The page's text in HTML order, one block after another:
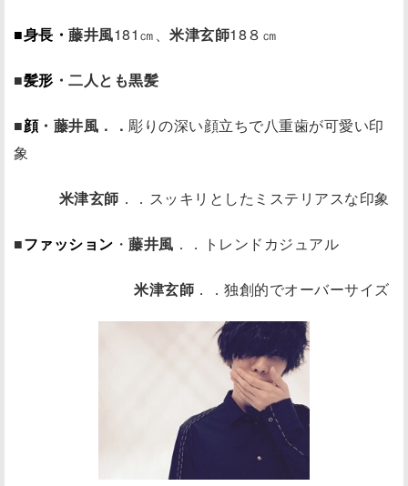
■身長・ 藤井風181㎝、 米津玄師18８㎝
■髪形 ・二人とも黒髪
■顔・藤井風．． 彫りの深い顔立ちで八重歯が可愛い印
象
米津玄師 ．．スッキリとしたミステリアスな印象
■ファッション ・ 藤井風 ．．トレンドカジュアル
米津玄師 ．．独創的でオーバーサイズ